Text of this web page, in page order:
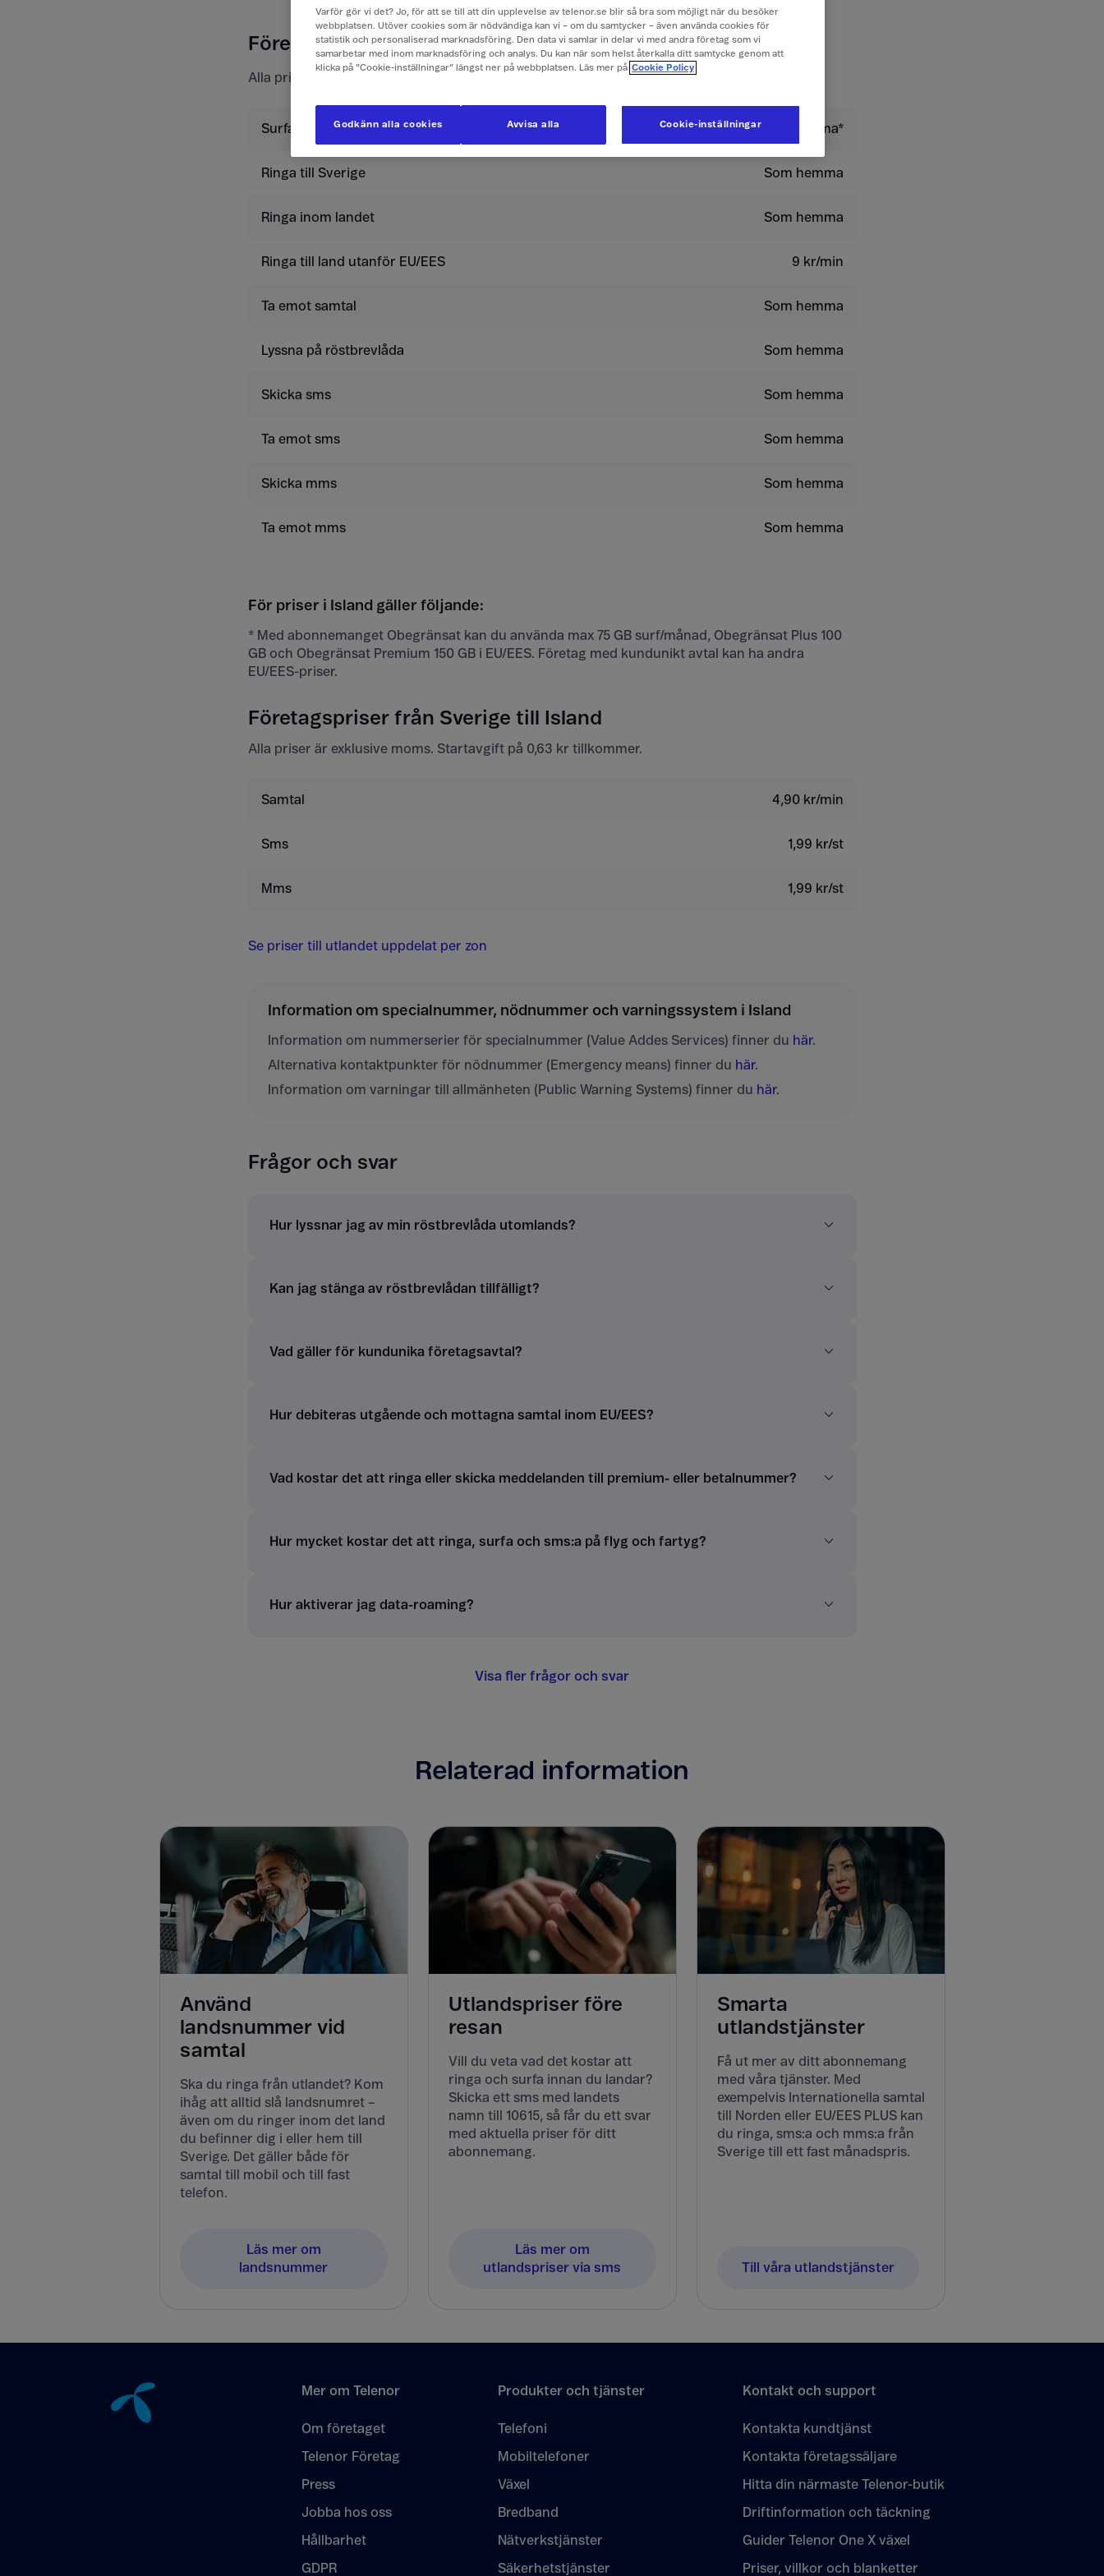
Företagspriser i Island
Alla priser är exklusive moms.
Surfa Som hemma*
Ringa till Sverige Som hemma
Ringa inom landet Som hemma
Ringa till land utanför EU/EES 9 kr/min
Ta emot samtal Som hemma
Lyssna på röstbrevlåda Som hemma
Skicka sms Som hemma
Ta emot sms Som hemma
Skicka mms Som hemma
Ta emot mms Som hemma
För priser i Island gäller följande:
* Med abonnemanget Obegränsat kan du använda max 75 GB surf/månad, Obegränsat Plus 100
GB och Obegränsat Premium 150 GB i EU/EES. Företag med kundunikt avtal kan ha andra
EU/EES-priser.
Företagspriser från Sverige till Island
Alla priser är exklusive moms. Startavgift på 0,63 kr tillkommer.
Samtal 4,90 kr/min
Sms 1,99 kr/st
Mms 1,99 kr/st
Se priser till utlandet uppdelat per zon
Information om specialnummer, nödnummer och varningssystem i Island
Information om nummerserier för specialnummer (Value Addes Services) finner du här.
Alternativa kontaktpunkter för nödnummer (Emergency means) finner du här.
Information om varningar till allmänheten (Public Warning Systems) finner du här.
Frågor och svar
Hur lyssnar jag av min röstbrevlåda utomlands?
Kan jag stänga av röstbrevlådan tillfälligt?
Vad gäller för kundunika företagsavtal?
Hur debiteras utgående och mottagna samtal inom EU/EES?
Vad kostar det att ringa eller skicka meddelanden till premium- eller betalnummer?
Hur mycket kostar det att ringa, surfa och sms:a på flyg och fartyg?
Hur aktiverar jag data-roaming?
Visa fler frågor och svar
Relaterad information
Använd
landsnummer vid
samtal
Ska du ringa från utlandet? Kom
ihåg att alltid slå landsnumret –
även om du ringer inom det land
du befinner dig i eller hem till
Sverige. Det gäller både för
samtal till mobil och till fast
telefon.
Läs mer om
landsnummer
Utlandspriser före
resan
Vill du veta vad det kostar att
ringa och surfa innan du landar?
Skicka ett sms med landets
namn till 10615, så får du ett svar
med aktuella priser för ditt
abonnemang.
Läs mer om
utlandspriser via sms
Smarta
utlandstjänster
Få ut mer av ditt abonnemang
med våra tjänster. Med
exempelvis Internationella samtal
till Norden eller EU/EES PLUS kan
du ringa, sms:a och mms:a från
Sverige till ett fast månadspris.
Till våra utlandstjänster
Mer om Telenor
Om företaget
Telenor Företag
Press
Jobba hos oss
Hållbarhet
GDPR
Produkter och tjänster
Telefoni
Mobiltelefoner
Växel
Bredband
Nätverkstjänster
Säkerhetstjänster
Kontakt och support
Kontakta kundtjänst
Kontakta företagssäljare
Hitta din närmaste Telenor-butik
Driftinformation och täckning
Guider Telenor One X växel
Priser, villkor och blanketter
Varför gör vi det? Jo, för att se till att din upplevelse av telenor.se blir så bra som möjligt när du besöker
webbplatsen. Utöver cookies som är nödvändiga kan vi – om du samtycker – även använda cookies för
statistik och personaliserad marknadsföring. Den data vi samlar in delar vi med andra företag som vi
samarbetar med inom marknadsföring och analys. Du kan när som helst återkalla ditt samtycke genom att
klicka på ”Cookie-inställningar” längst ner på webbplatsen. Läs mer på Cookie Policy
Cookie-inställningar
Avvisa alla
Godkänn alla cookies